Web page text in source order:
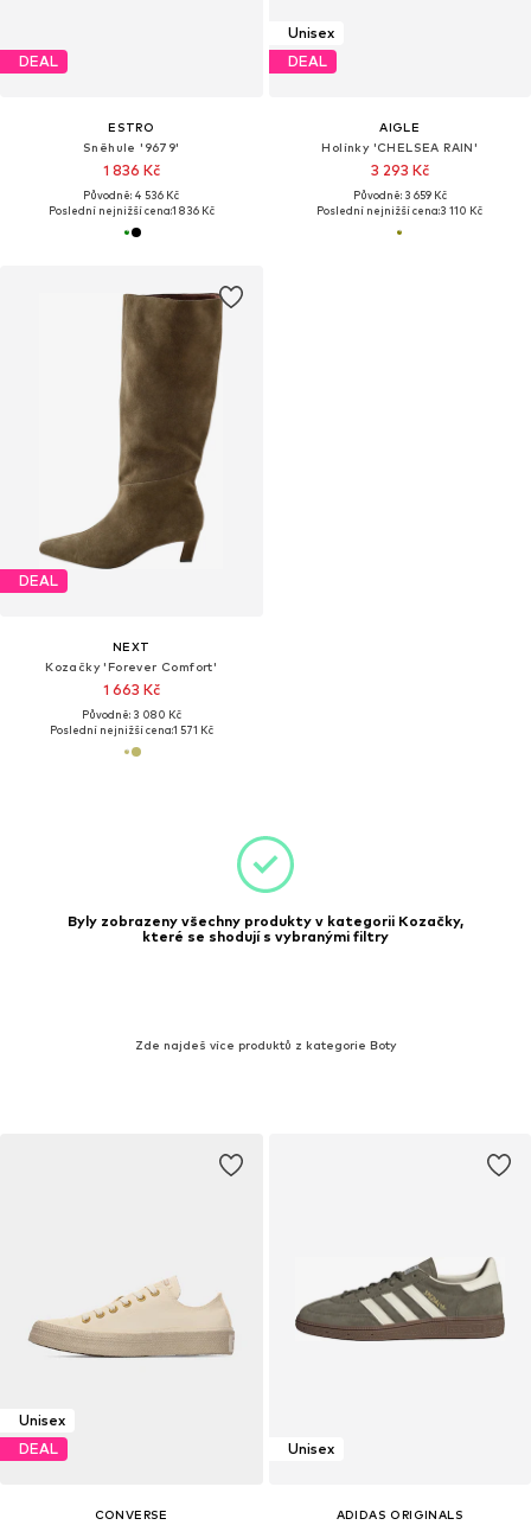
DEAL
ESTRO
Sněhule '9679'
1 836 Kč
Původně: 4 536 Kč
Poslední nejnižší cena:1 836 Kč
Unisex
DEAL
AIGLE
Holínky 'CHELSEA RAIN'
3 293 Kč
Původně: 3 659 Kč
Poslední nejnižší cena:3 110 Kč
DEAL
NEXT
Kozačky 'Forever Comfort'
1 663 Kč
Původně: 3 080 Kč
Poslední nejnižší cena:1 571 Kč
Byly zobrazeny všechny produkty v kategorii Kozačky,
které se shodují s vybranými filtry
Zde najdeš více produktů z kategorie Boty
Unisex
DEAL
CONVERSE
Unisex
ADIDAS ORIGINALS